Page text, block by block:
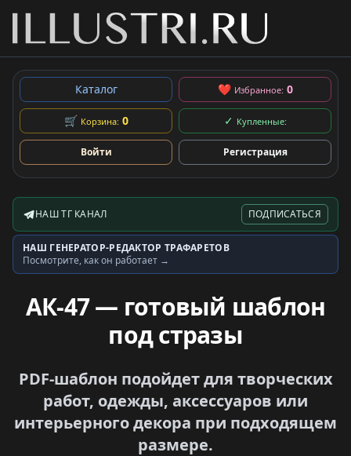
Каталог ❤ Избранное: 0
🛒 Корзина: 0 ✓ Купленные:
Войти Регистрация
Telegram-канал
НАШ ТГ КАНАЛ ПОДПИСАТЬСЯ
Генератор трафаретов
НАШ ГЕНЕРАТОР-РЕДАКТОР ТРАФАРЕТОВ
Посмотрите, как он работает →
АК-47 — готовый шаблон
под стразы
PDF-шаблон подойдет для творческих
работ, одежды, аксессуаров или
интерьерного декора при подходящем
размере.